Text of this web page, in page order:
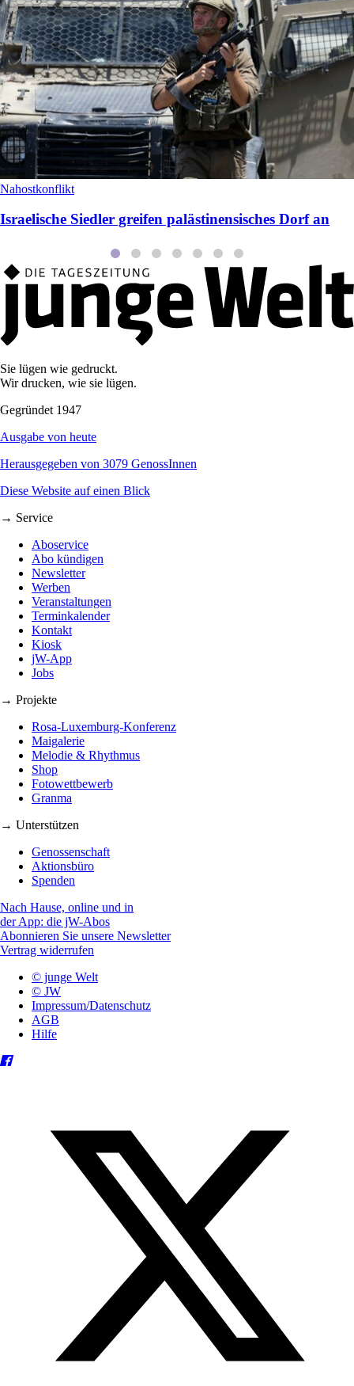
Nahostkonflikt
Israelische Siedler greifen palästinensisches Dorf an
Sie lügen wie gedruckt.
Wir drucken, wie sie lügen.
Gegründet 1947
Ausgabe von heute
Herausgegeben von 3079 GenossInnen
Diese Website auf einen Blick
→ Service
Aboservice
Abo kündigen
Newsletter
Werben
Veranstaltungen
Terminkalender
Kontakt
Kiosk
jW-App
Jobs
→ Projekte
Rosa-Luxemburg-Konferenz
Maigalerie
Melodie & Rhythmus
Shop
Fotowettbewerb
Granma
→ Unterstützen
Genossenschaft
Aktionsbüro
Spenden
Nach Hause, online und in
der App: die jW-Abos
Abonnieren Sie unsere Newsletter
Vertrag widerrufen
© junge Welt
© JW
Impressum/Datenschutz
AGB
Hilfe